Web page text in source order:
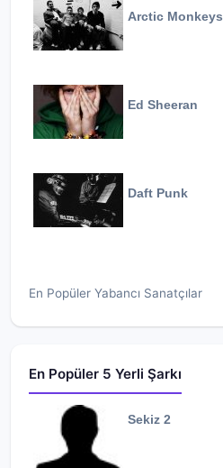
Arctic Monkeys
Ed Sheeran
Daft Punk
En Popüler Yabancı Sanatçılar
En Popüler 5 Yerli Şarkı
Sekiz 2